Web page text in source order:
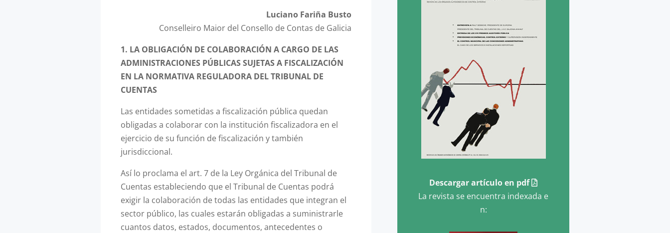
Luciano Fariña Busto
Conselleiro Maior del Consello de Contas de Galicia
1. LA OBLIGACIÓN DE COLABORACIÓN A CARGO DE LAS
ADMINISTRACIONES PÚBLICAS SUJETAS A FISCALIZACIÓN
EN LA NORMATIVA REGULADORA DEL TRIBUNAL DE
CUENTAS
Las entidades sometidas a fiscalización pública quedan
obligadas a colaborar con la institución fiscalizadora en el
ejercicio de su función de fiscalización y también
jurisdiccional.
Así lo proclama el art. 7 de la Ley Orgánica del Tribunal de
Cuentas estableciendo que el Tribunal de Cuentas podrá
exigir la colaboración de todas las entidades que integran el
sector público, las cuales estarán obligadas a suministrarle
cuantos datos, estados, documentos, antecedentes o
Descargar artículo en pdf
La revista se encuentra indexada e
n: